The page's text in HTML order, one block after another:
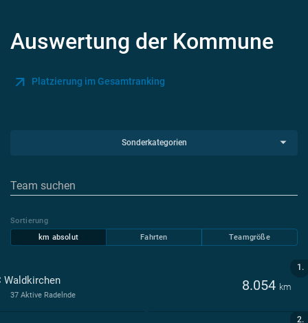
Auswertung der Kommune
Platzierung im Gesamtranking
Sonderkategorien
Sortierung
km absolut
Fahrten Teamgröße
1.
Waldkirchen 8.054 km
37 Aktive Radelnde
2.